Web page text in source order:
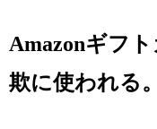
Amazonギフ
欺に使われる